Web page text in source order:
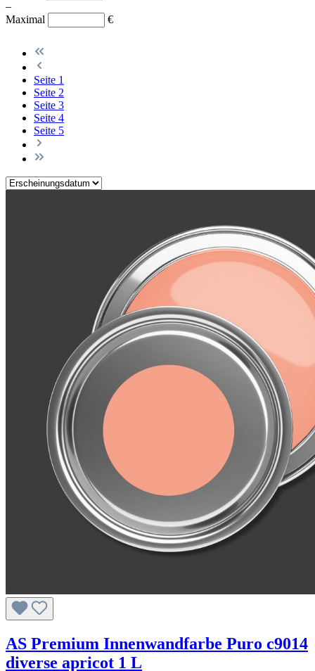
–
Maximal
€
Seite 1
Seite 2
Seite 3
Seite 4
Seite 5
AS Premium Innenwandfarbe Puro c9014
diverse apricot 1 L